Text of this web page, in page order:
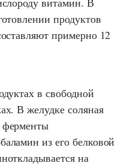
продуктов
примерно 12
в свободной
В желудке соляная
ферменты
из его белковой
на